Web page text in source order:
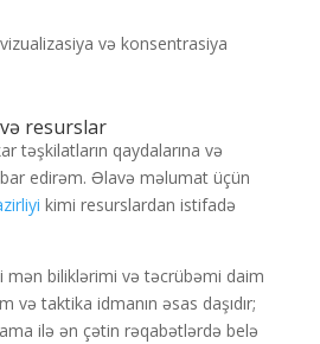
və konsentrasiya
resurslar
təşkilatların qaydalarına və
edirəm. Əlavə məlumat üçün
kimi resurslardan istifadə
mən biliklərimi və təcrübəmi daim
və taktika idmanın əsas daşıdır;
ilə ən çətin rəqabətlərdə belə